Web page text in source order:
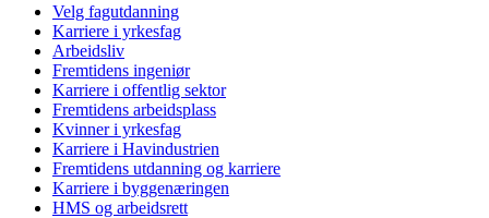
Velg fagutdanning
Karriere i yrkesfag
Arbeidsliv
Fremtidens ingeniør
Karriere i offentlig sektor
Fremtidens arbeidsplass
Kvinner i yrkesfag
Karriere i Havindustrien
Fremtidens utdanning og karriere
Karriere i byggenæringen
HMS og arbeidsrett